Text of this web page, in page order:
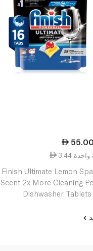
55.00
واحدة
Finish Ultimate Lemon
Scent 2x More Cleaning
Dishwasher Tablets